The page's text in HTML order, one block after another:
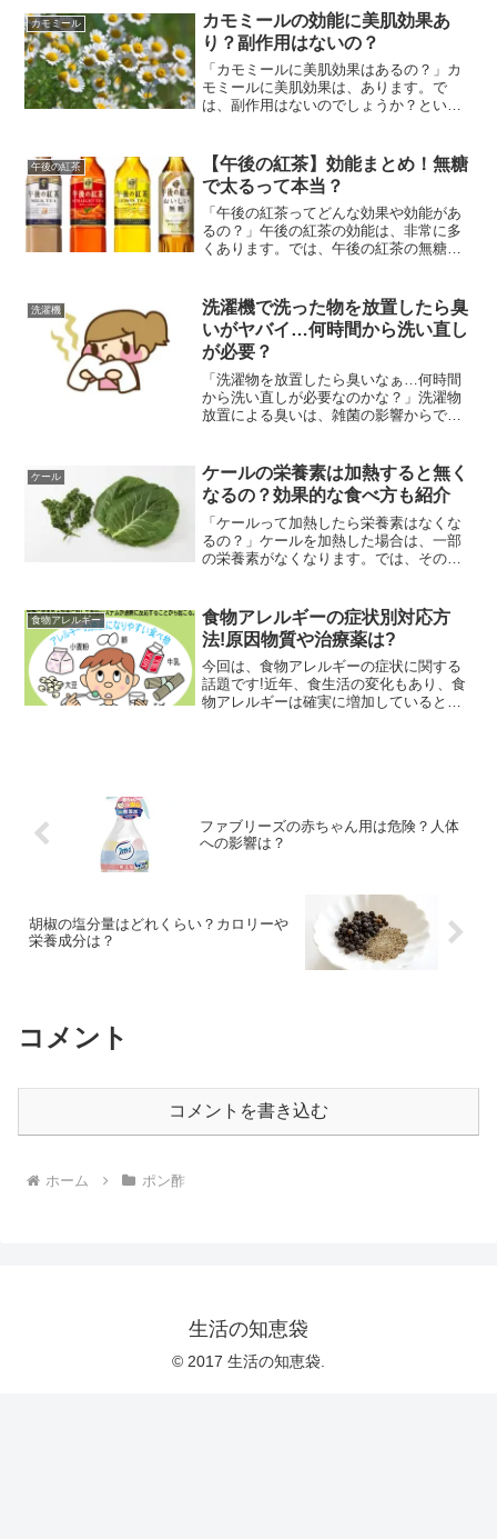
きます。では、他にどんな方法でぽっこ
りお腹ダイエットに有効な...
カモミール
カモミールの効能に美肌効果あ
り？副作用はないの？
「カモミールに美肌効果はあるの？」カ
モミールに美肌効果は、あります。で
は、副作用はないのでしょうか？という
解決策を紹介します!
午後の紅茶
【午後の紅茶】効能まとめ！無糖
で太るって本当？
「午後の紅茶ってどんな効果や効能があ
るの？」午後の紅茶の効能は、非常に多
くあります。では、午後の紅茶の無糖は
説します!
洗濯機
洗濯機で洗った物を放置したら臭
いがヤバイ…何時間から洗い直し
が必要？
「洗濯物を放置したら臭いなぁ…何時間
から洗い直しが必要なのかな？」洗濯物
放置による臭いは、雑菌の影響からで
か？ということで今回は、 洗濯機で洗っ
た物を放置したら臭いがヤバ...
ケール
ケールの栄養素は加熱すると無く
なるの？効果的な食べ方も紹介
「ケールって加熱したら栄養素はなくな
るの？」ケールを加熱した場合は、一部
の栄養素がなくなります。では、その栄
無くなるの？ 効果的な食べ方とは？など
の疑問解決策を紹介し...
食物アレルギー
食物アレルギーの症状別対応方
法!原因物質や治療薬は?
今回は、食物アレルギーの症状に関する
話題です!近年、食生活の変化もあり、食
物アレルギーは確実に増加しているとい
ファブリーズの赤ちゃん用は危険？人体
への影響は？
胡椒の塩分量はどれくらい？カロリーや
栄養成分は？
コメント
コメントを書き込む
ホーム ポン酢
生活の知恵袋
© 2017 生活の知恵袋.